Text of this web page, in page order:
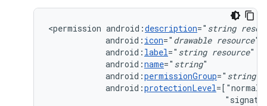
<permission android:description=" string
android: icon=" drawable resource
android: label=" string resource
android:name=" string
android:permissionGroup=" string
android:protectionLevel=["normal"